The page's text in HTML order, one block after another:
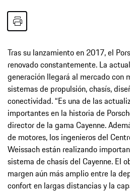
Tras su lanzamiento en 2017, el
renovado constantemente. La
generación llegará al mercado con
sistemas de propulsión, chasís,
conectividad. “Es una de las
importantes en la historia de
director de la gama Cayenne.
de motores, los ingenieros del
Weissach están realizando
sistema de chasís del Cayenne. El
margen aún más amplio entre la
confort en largas distancias y la